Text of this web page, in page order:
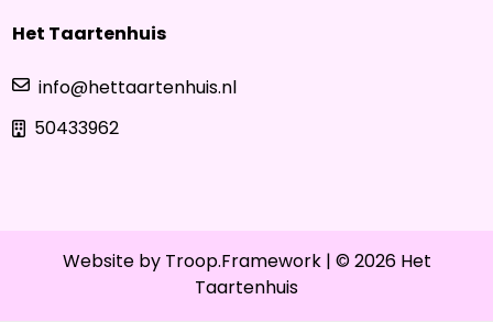
Het Taartenhuis
info@hettaartenhuis.nl
50433962
Website by Troop.Framework| © 2026 Het
Taartenhuis